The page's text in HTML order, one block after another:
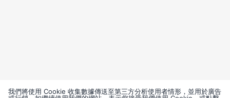
我們將使用 Cookie 收集數據傳送至第三方分析使用者情形，並用於廣告